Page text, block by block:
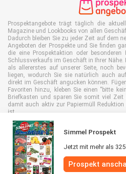
Simmel Prospekt
Jetzt mit mehr als
Prospekt
Prospektangebote trägt täglich die
Magazine und Lookbooks von allen
Dadurch bleiben Sie zu jeder Zeit auf dem
Angeboten der Prospekte und Sie finden
die eine Prospektaktion oder
Schlussverkaufs im Geschäft in Ihrer Nähe.
als allererstes auf unserer Seite, noch
liegen, wodurch Sie sie natürlich auch
direkt im Geschäft angucken können.
Favoriten hinzu, kleben Sie einen "bitte
Briefkasten und sparen Sie somit viel Zeit
damit auch aktiv zur Papiermüll
ist.
Alle Rechte vorbehalten ©
|Allgemeine Geschäftsbedingungen